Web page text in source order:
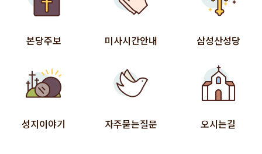
본당주보 미사시간안내 삼성산성당
성지이야기 자주묻는질문 오시는길